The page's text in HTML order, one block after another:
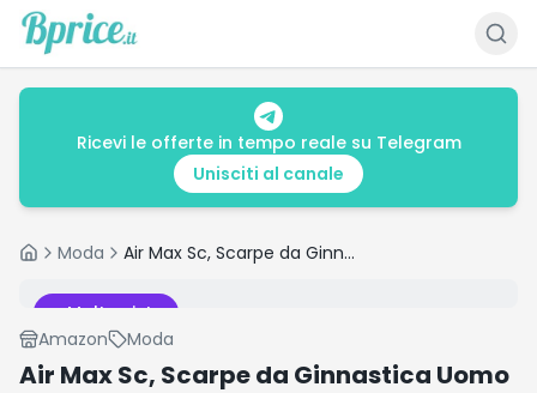
Ricevi le offerte in tempo reale su Telegram
Unisciti al canale
HomeModa Air Max Sc, Scarpe da Ginnastica Uomo
Molto visto
Amazon
Moda
Air Max Sc, Scarpe da Ginnastica Uomo